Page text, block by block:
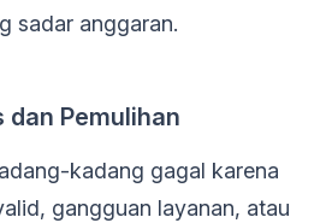
sadar anggaran.
dan Pemulihan
kadang gagal karena
gangguan layanan, atau